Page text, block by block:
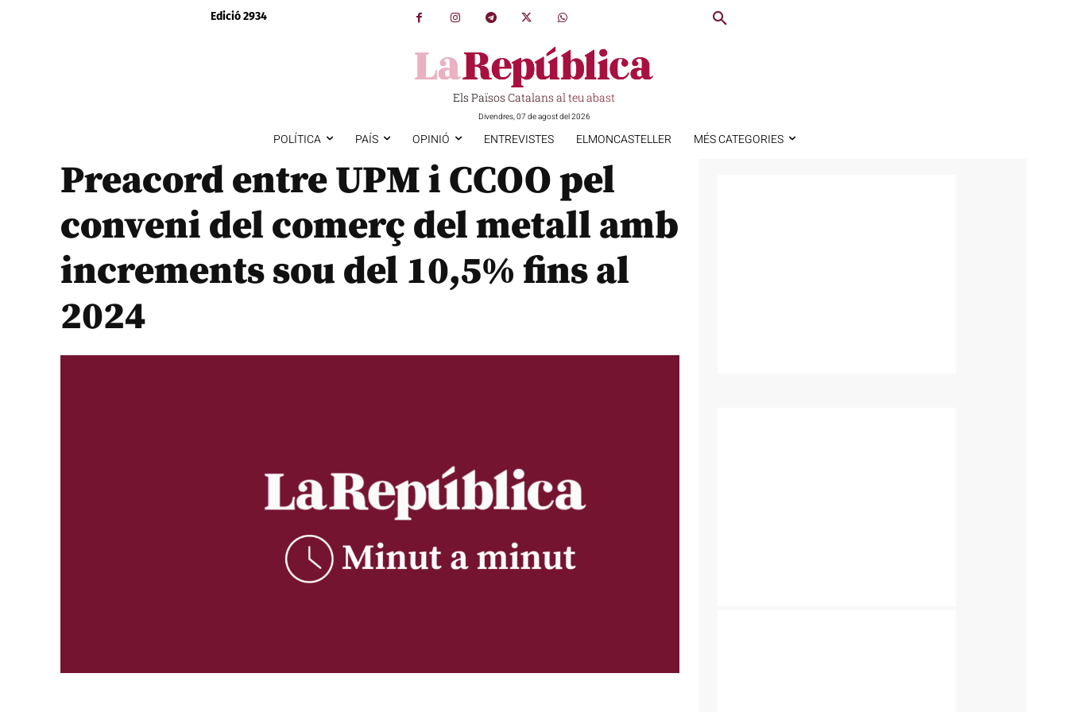
Edició 2934
Els Països Catalans al teu abast
Divendres, 07 de agost del 2026
POLÍTICA PAÍS OPINIÓ ENTREVISTES ELMONCASTELLER MÉS CATEGORIES
Preacord entre UPM i CCOO pel
conveni del comerç del metall amb
increments sou del 10,5% fins al
2024